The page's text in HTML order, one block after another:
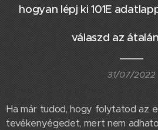
hogyan lépj ki 101E
válaszd az
31/07/2022
Ha már tudod, hogy folytatod az
tevékenyégedet, mert nem